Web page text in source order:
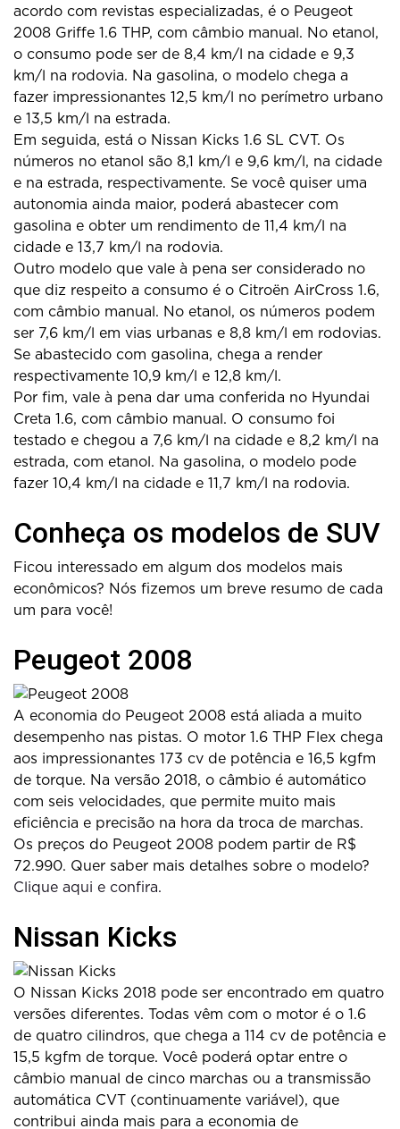
acordo com revistas especializadas, é o Peugeot
2008 Griffe 1.6 THP, com câmbio manual. No etanol,
o consumo pode ser de 8,4 km/l na cidade e 9,3
km/l na rodovia. Na gasolina, o modelo chega a
fazer impressionantes 12,5 km/l no perímetro urbano
e 13,5 km/l na estrada.
Em seguida, está o Nissan Kicks 1.6 SL CVT. Os
números no etanol são 8,1 km/l e 9,6 km/l, na cidade
e na estrada, respectivamente. Se você quiser uma
autonomia ainda maior, poderá abastecer com
gasolina e obter um rendimento de 11,4 km/l na
cidade e 13,7 km/l na rodovia.
Outro modelo que vale à pena ser considerado no
que diz respeito a consumo é o Citroën AirCross 1.6,
com câmbio manual. No etanol, os números podem
ser 7,6 km/l em vias urbanas e 8,8 km/l em rodovias.
Se abastecido com gasolina, chega a render
respectivamente 10,9 km/l e 12,8 km/l.
Por fim, vale à pena dar uma conferida no Hyundai
Creta 1.6, com câmbio manual. O consumo foi
testado e chegou a 7,6 km/l na cidade e 8,2 km/l na
estrada, com etanol. Na gasolina, o modelo pode
fazer 10,4 km/l na cidade e 11,7 km/l na rodovia.
Conheça os modelos de SUV
Ficou interessado em algum dos modelos mais
econômicos? Nós fizemos um breve resumo de cada
um para você!
Peugeot 2008
A economia do Peugeot 2008 está aliada a muito
desempenho nas pistas. O motor 1.6 THP Flex chega
aos impressionantes 173 cv de potência e 16,5 kgfm
de torque. Na versão 2018, o câmbio é automático
com seis velocidades, que permite muito mais
eficiência e precisão na hora da troca de marchas.
Os preços do Peugeot 2008 podem partir de R$
72.990. Quer saber mais detalhes sobre o modelo?
Clique aqui e confira.
Nissan Kicks
O Nissan Kicks 2018 pode ser encontrado em quatro
versões diferentes. Todas vêm com o motor é o 1.6
de quatro cilindros, que chega a 114 cv de potência e
15,5 kgfm de torque. Você poderá optar entre o
câmbio manual de cinco marchas ou a transmissão
automática CVT (continuamente variável), que
contribui ainda mais para a economia de